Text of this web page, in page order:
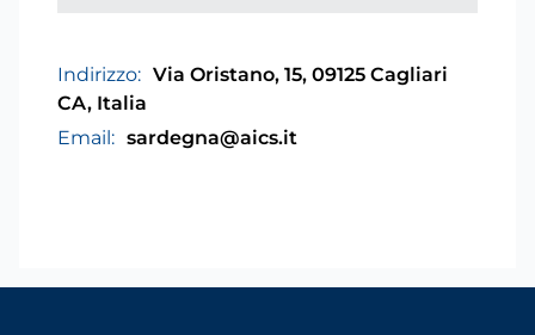
Indirizzo: Via Oristano, 15, 09125 Cagliari
CA, Italia
Email: sardegna@aics.it